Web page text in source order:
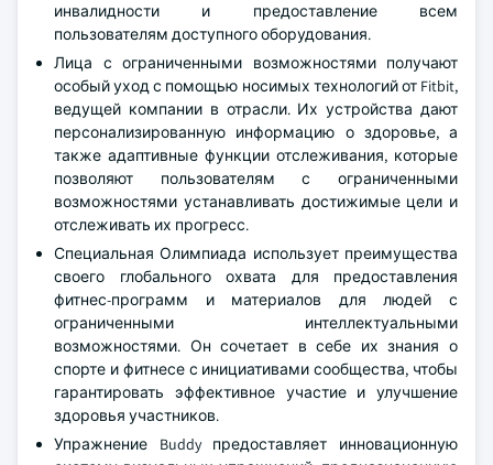
инвалидности и предоставление всем
пользователям доступного оборудования.
Лица с ограниченными возможностями получают
особый уход с помощью носимых технологий от Fitbit,
ведущей компании в отрасли. Их устройства дают
персонализированную информацию о здоровье, а
также адаптивные функции отслеживания, которые
позволяют пользователям с ограниченными
возможностями устанавливать достижимые цели и
отслеживать их прогресс.
Специальная Олимпиада использует преимущества
своего глобального охвата для предоставления
фитнес-программ и материалов для людей с
ограниченными интеллектуальными
возможностями. Он сочетает в себе их знания о
спорте и фитнесе с инициативами сообщества, чтобы
гарантировать эффективное участие и улучшение
здоровья участников.
Упражнение Buddy предоставляет инновационную